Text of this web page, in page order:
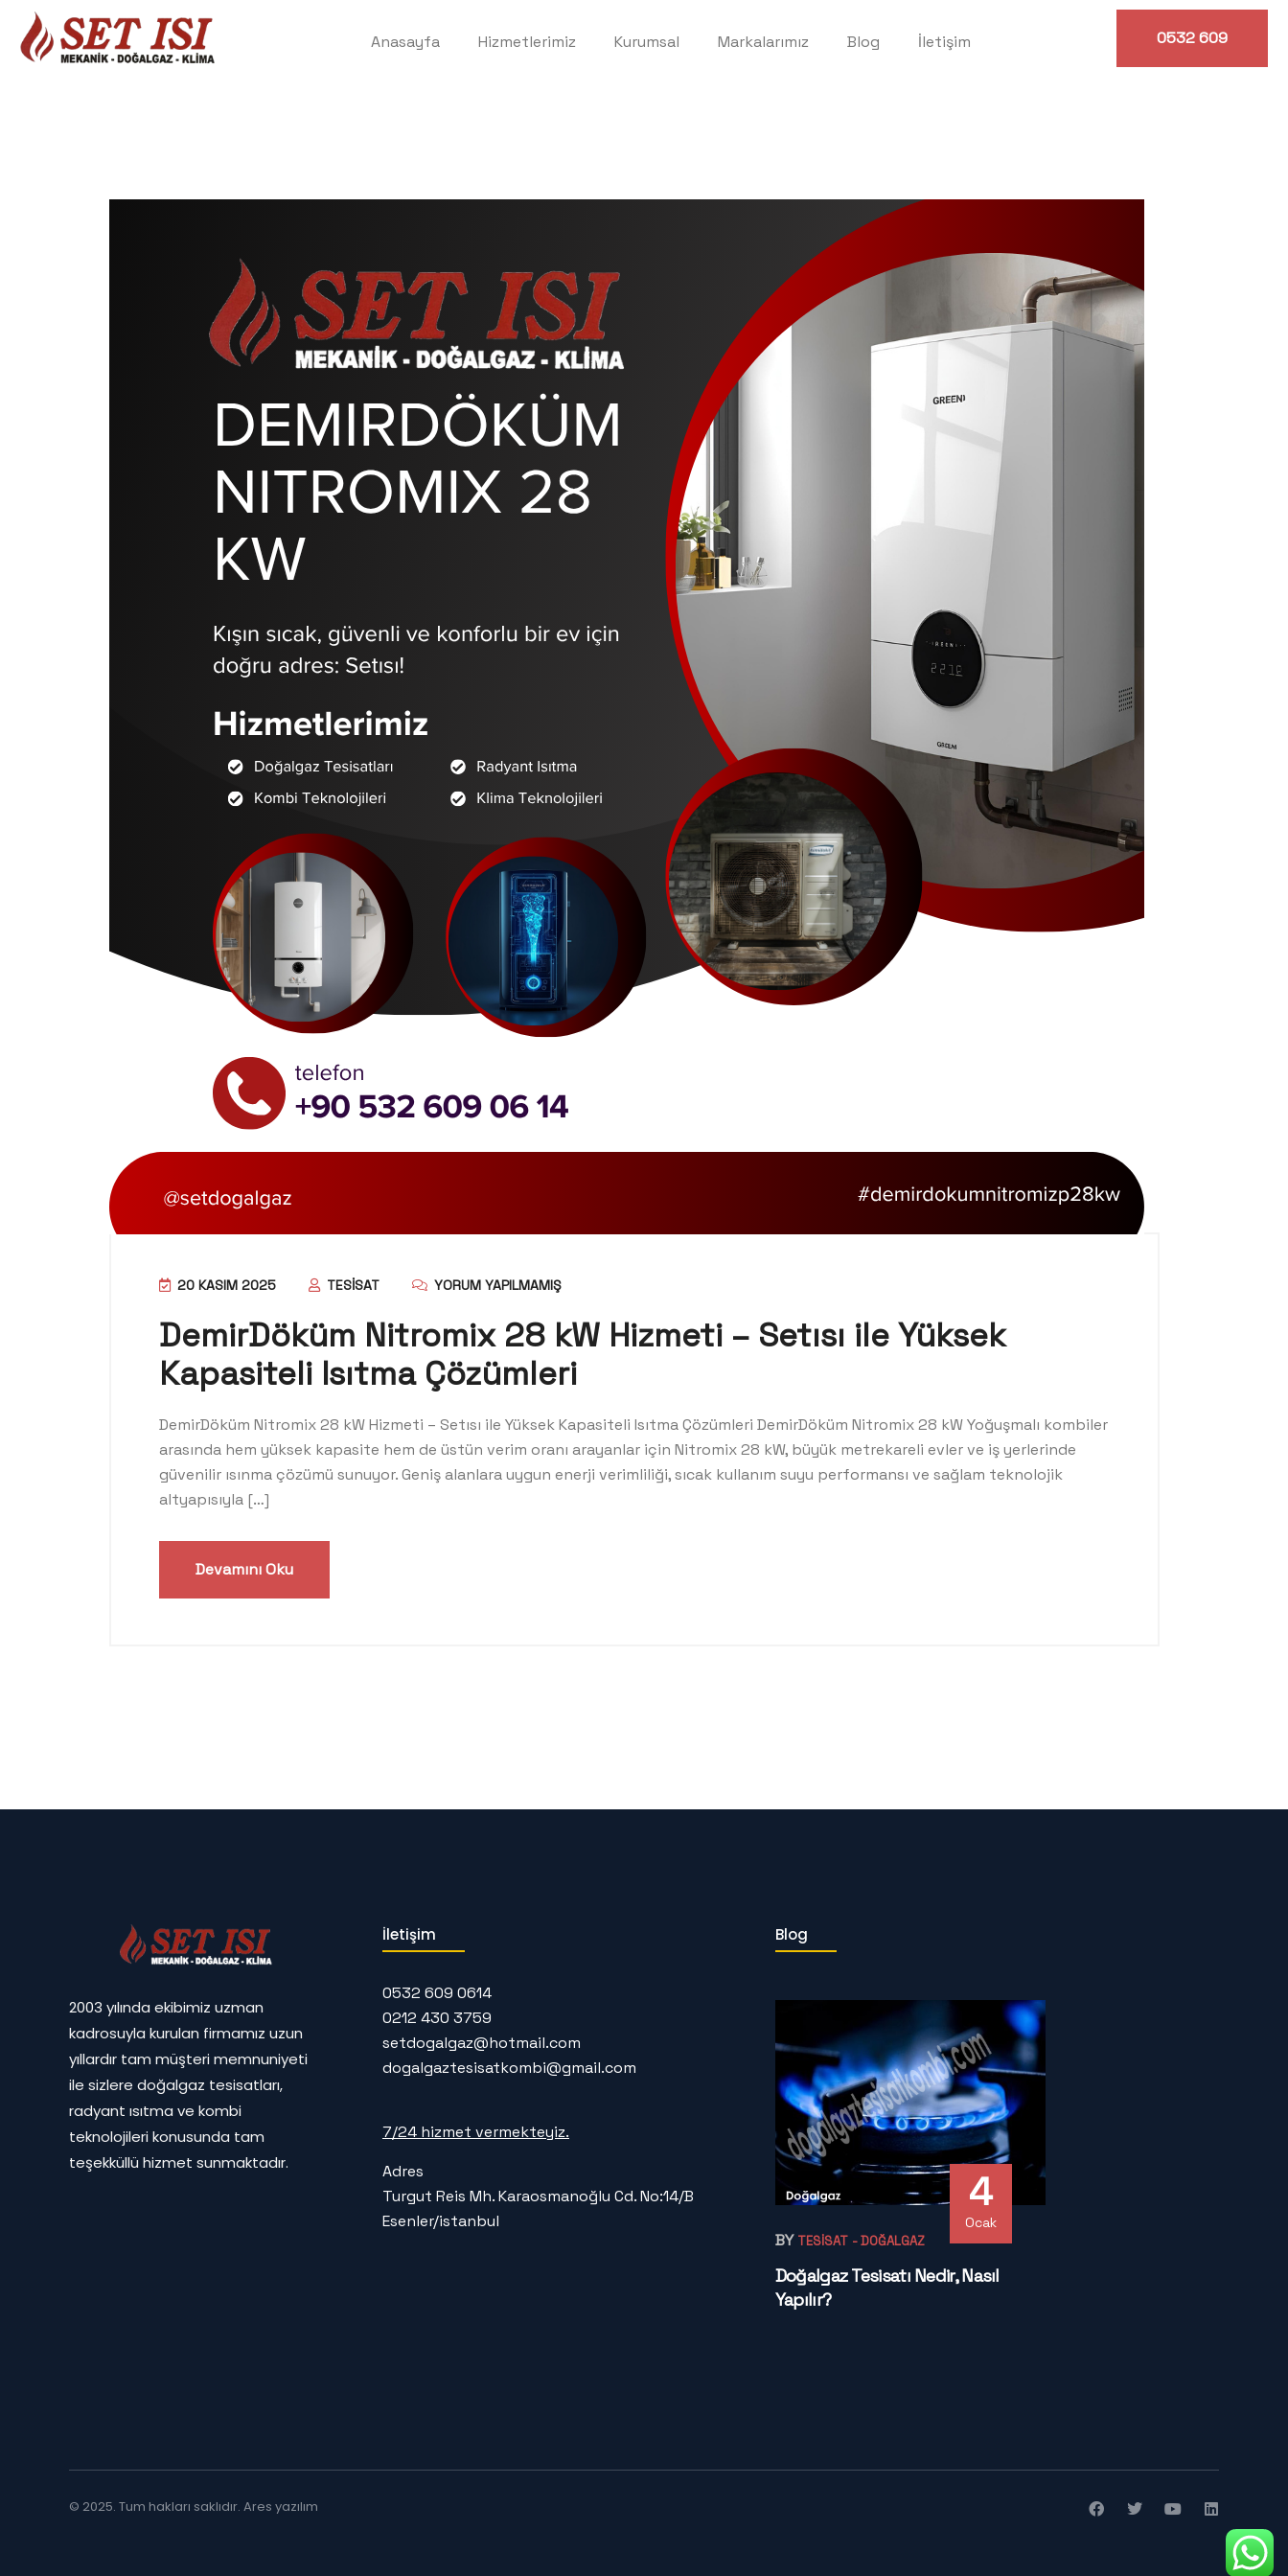
Anasayfa Hizmetlerimiz Kurumsal Markalarımız Blog İletişim 0532 609
20 KASIM 2025 TESISAT YORUM YAPILMAMIŞ
DemirDöküm Nitromix 28 kW Hizmeti – Setısı ile Yüksek
Kapasiteli Isıtma Çözümleri
DemirDöküm Nitromix 28 kW Hizmeti – Setısı ile Yüksek Kapasiteli Isıtma Çözümleri DemirDöküm Nitromix 28 kW Yoğuşmalı kombiler
arasında hem yüksek kapasite hem de üstün verim oranı arayanlar için Nitromix 28 kW, büyük metrekareli evler ve iş yerlerinde
güvenilir ısınma çözümü sunuyor. Geniş alanlara uygun enerji verimliliği, sıcak kullanım suyu performansı ve sağlam teknolojik
altyapısıyla […]
Devamını Oku
2003 yılında ekibimiz uzman
kadrosuyla kurulan firmamız uzun
yıllardır tam müşteri memnuniyeti
ile sizlere doğalgaz tesisatları,
radyant ısıtma ve kombi
teknolojileri konusunda tam
teşekküllü hizmet sunmaktadır.
İletişim
0532 609 0614
0212 430 3759
setdogalgaz@hotmail.com
dogalgaztesisatkombi@gmail.com
7/24 hizmet vermekteyiz.
Adres
Turgut Reis Mh. Karaosmanoğlu Cd. No:14/B
Esenler/istanbul
Blog
4
Ocak
BY TESISAT - DOĞALGAZ
Doğalgaz Tesisatı Nedir, Nasıl
Yapılır?
© 2025. Tum hakları saklıdır. Ares yazılım